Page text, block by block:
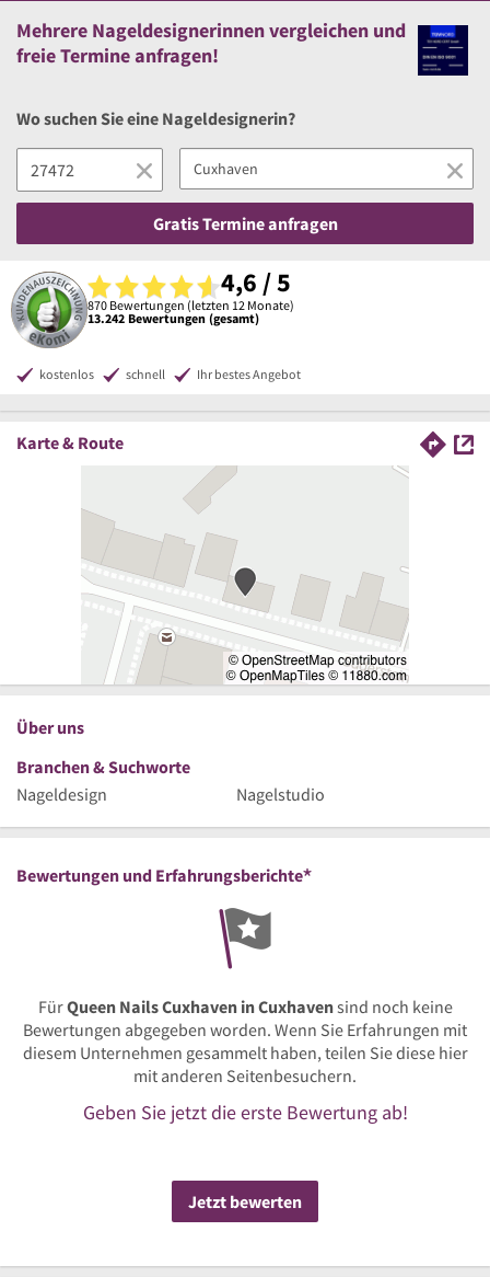
Mehrere Nageldesignerinnen vergleichen und
freieTermine anfragen!
Wo suchen Sie eine Nageldesignerin?
Gratis Termine anfragen
4,6 / 5
870 Bewertungen (letzten 12 Monate)
13.242 Bewertungen (gesamt)
kostenlos schnell Ihr bestes Angebot
Karte & Route
Über uns
Branchen & Suchworte
Nageldesign
Nagelstudio
Bewertungen und Erfahrungsberichte*
FürQueen Nails Cuxhaven in Cuxhavensind noch keine
Bewertungen abgegeben worden. Wenn Sie Erfahrungen mit
diesem Unternehmen gesammelt haben, teilen Sie diese hier
mit anderen Seitenbesuchern.
Geben Sie jetzt die erste Bewertung ab!
Jetzt bewerten